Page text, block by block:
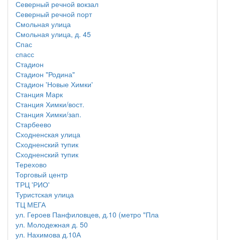
Северный речной вокзал
Северный речной порт
Смольная улица
Смольная улица, д. 45
Спас
спасс
Стадион
Стадион "Родина"
Стадион 'Новые Химки'
Станция Марк
Станция Химки/вост.
Станция Химки/зап.
Старбеево
Сходненская улица
Сходненский тупик
Сходненский тупик
Терехово
Торговый центр
ТРЦ 'РИО'
Туристская улица
ТЦ МЕГА
ул. Героев Панфиловцев, д.10 (метро "Пла
ул. Молодежная д. 50
ул. Нахимова д.10А